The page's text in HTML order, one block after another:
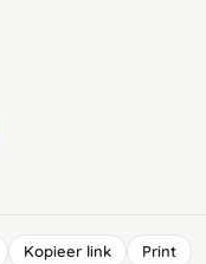
Kopieer link Print